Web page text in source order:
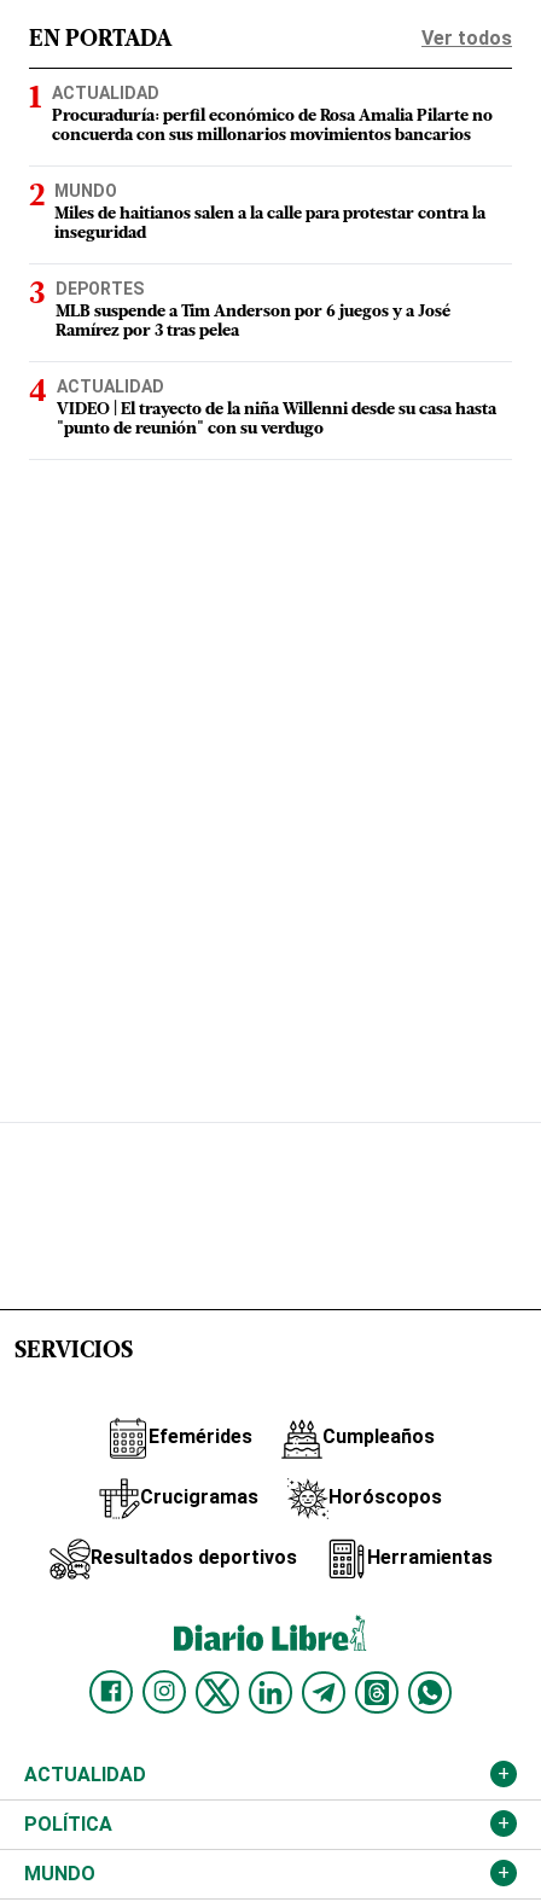
EN PORTADA Ver todos
ACTUALIDAD
Procuraduría: perfil económico de Rosa Amalia Pilarte no
concuerda con sus millonarios movimientos bancarios
MUNDO
Miles de haitianos salen a la calle para protestar contra la
inseguridad
DEPORTES
MLB suspende a Tim Anderson por 6 juegos y a José
Ramírez por 3 tras pelea
ACTUALIDAD
VIDEO | El trayecto de la niña Willenni desde su casa hasta
"punto de reunión" con su verdugo
SERVICIOS
Efemérides Cumpleaños
Crucigramas Horóscopos
Resultados deportivos Herramientas
ACTUALIDAD
Nacional
Ciudad
POLÍTICA
Partidos
MUNDO